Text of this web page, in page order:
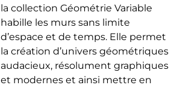
la collection Géométrie Variable
habille les murs sans limite
d’espace et de temps. Elle permet
la création d’univers géométriques
audacieux, résolument graphiques
et modernes et ainsi mettre en